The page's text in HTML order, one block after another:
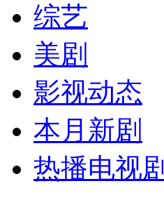
综艺
美剧
影视动态
本月新剧
热播电视剧